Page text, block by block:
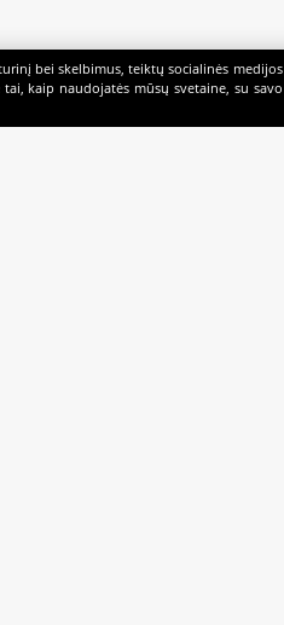
bei skelbimus, teiktų socialinės medijos
kaip naudojatės mūsų svetaine, su savo